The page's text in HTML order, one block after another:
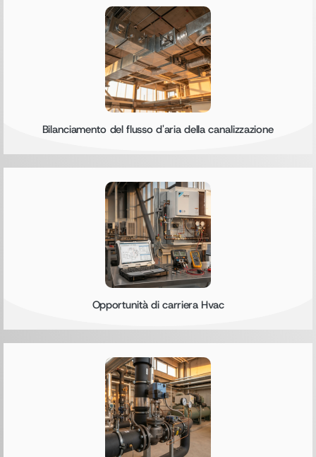
Bilanciamento del flusso d'aria della canalizzazione
Opportunità di carriera Hvac